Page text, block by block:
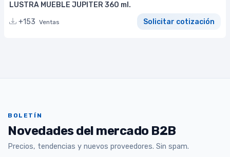
LUSTRA MUEBLE JUPITER 360 ml.
+153 Ventas Solicitar cotización
BOLETÍN
Novedades del mercado B2B
Precios, tendencias y nuevos proveedores. Sin spam.